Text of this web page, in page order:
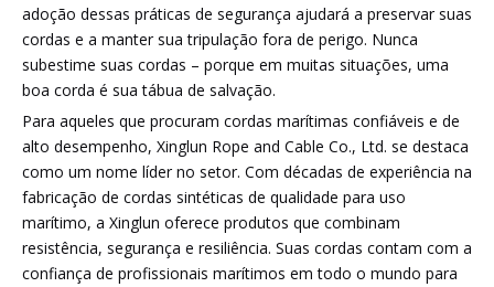
adoção dessas práticas de segurança ajudará a preservar suas
cordas e a manter sua tripulação fora de perigo. Nunca
subestime suas cordas – porque em muitas situações, uma
boa corda é sua tábua de salvação.
Para aqueles que procuram cordas marítimas confiáveis ​​e de
alto desempenho, Xinglun Rope and Cable Co., Ltd. se destaca
como um nome líder no setor. Com décadas de experiência na
fabricação de cordas sintéticas de qualidade para uso
marítimo, a Xinglun oferece produtos que combinam
resistência, segurança e resiliência. Suas cordas contam com a
confiança de profissionais marítimos em todo o mundo para